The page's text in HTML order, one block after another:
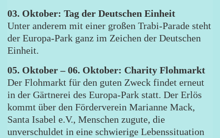
03. Oktober: Tag der Deutschen Einheit
Unter anderem mit einer großen Trabi-Parade steht
der Europa-Park ganz im Zeichen der Deutschen
Einheit.
05. Oktober – 06. Oktober: Charity Flohmarkt
Der Flohmarkt für den guten Zweck findet erneut
in der Gärtnerei des Europa-Park statt. Der Erlös
kommt über den Förderverein Marianne Mack,
Santa Isabel e.V., Menschen zugute, die
unverschuldet in eine schwierige Lebenssituation